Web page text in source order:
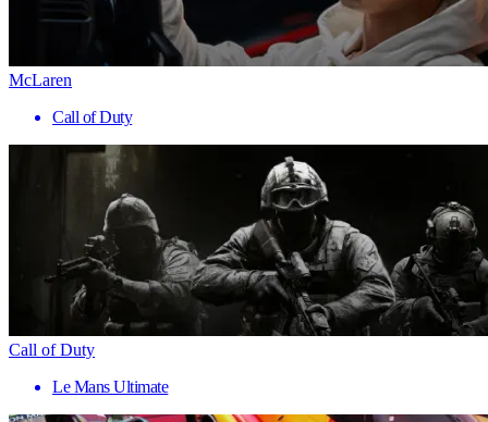
McLaren
Call of Duty
Call of Duty
Le Mans Ultimate